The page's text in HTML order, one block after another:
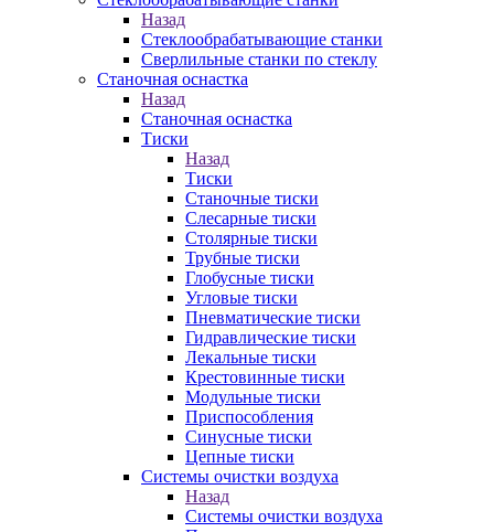
Назад
Стеклообрабатывающие станки
Сверлильные станки по стеклу
Станочная оснастка
Назад
Станочная оснастка
Тиски
Назад
Тиски
Станочные тиски
Слесарные тиски
Столярные тиски
Трубные тиски
Глобусные тиски
Угловые тиски
Пневматические тиски
Гидравлические тиски
Лекальные тиски
Крестовинные тиски
Модульные тиски
Приспособления
Синусные тиски
Цепные тиски
Системы очистки воздуха
Назад
Системы очистки воздуха